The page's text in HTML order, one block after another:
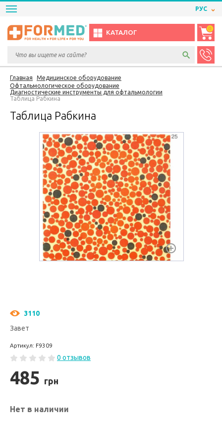
РУС
КАТАЛОГ
0
Главная
Медицинское оборудование
Офтальмологическое оборудование
Диагностические инструменты для офтальмологии
Таблица Рабкина
Таблица Рабкина
3110
Завет
Артикул: F9309
0 отзывов
485 грн
Нет в наличии